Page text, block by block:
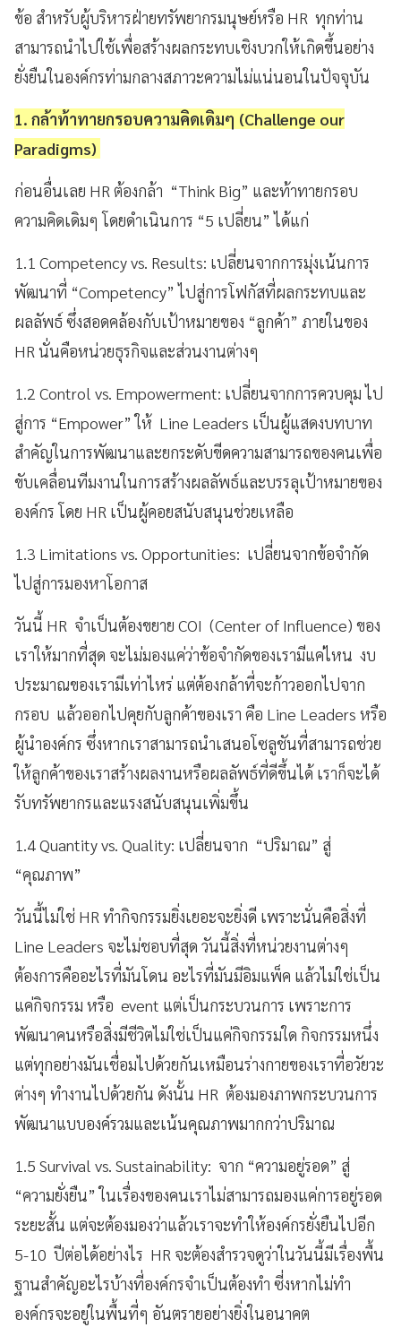
ข้อ สำหรับผู้บริหารฝ่ายทรัพยากรมนุษย์หรือ HR ทุกท่าน
สามารถนำไปใช้เพื่อสร้างผลกระทบเชิงบวกให้เกิดขึ้นอย่าง
ยั่งยืนในองค์กรท่ามกลางสภาวะความไม่แน่นอนในปัจจุบัน
1. กล้าท้าทายกรอบความคิดเดิมๆ (Challenge our
Paradigms)
ก่อนอื่นเลย HR ต้องกล้า “Think Big” และท้าทายกรอบ
ความคิดเดิมๆ โดยดำเนินการ “5 เปลี่ยน” ได้แก่
1.1 Competency vs. Results: เปลี่ยนจากการมุ่งเน้นการ
พัฒนาที่ “Competency” ไปสู่การโฟกัสที่ผลกระทบและ
ผลลัพธ์ ซึ่งสอดคล้องกับเป้าหมายของ “ลูกค้า” ภายในของ
HR นั่นคือหน่วยธุรกิจและส่วนงานต่างๆ
1.2 Control vs. Empowerment: เปลี่ยนจากการควบคุม ไป
สู่การ “Empower” ให้ Line Leaders เป็นผู้แสดงบทบาท
สำคัญในการพัฒนาและยกระดับขีดความสามารถของคนเพื่อ
ขับเคลื่อนทีมงานในการสร้างผลลัพธ์และบรรลุเป้าหมายของ
องค์กร โดย HR เป็นผู้คอยสนับสนุนช่วยเหลือ
1.3 Limitations vs. Opportunities: เปลี่ยนจากข้อจำกัด
ไปสู่การมองหาโอกาส
วันนี้ HR จำเป็นต้องขยาย COI (Center of Influence) ของ
เราให้มากที่สุด จะไม่มองแค่ว่าข้อจำกัดของเรามีแค่ไหน งบ
ประมาณของเรามีเท่าไหร่ แต่ต้องกล้าที่จะก้าวออกไปจาก
กรอบ แล้วออกไปคุยกับลูกค้าของเรา คือ Line Leaders หรือ
ผู้นำองค์กร ซึ่งหากเราสามารถนำเสนอโซลูชันที่สามารถช่วย
ให้ลูกค้าของเราสร้างผลงานหรือผลลัพธ์ที่ดีขึ้นได้ เราก็จะได้
รับทรัพยากรและแรงสนับสนุนเพิ่มขึ้น
1.4 Quantity vs. Quality: เปลี่ยนจาก “ปริมาณ” สู่
“คุณภาพ”
วันนี้ไม่ใช่ HR ทำกิจกรรมยิ่งเยอะจะยิ่งดี เพราะนั่นคือสิ่งที่
Line Leaders จะไม่ชอบที่สุด วันนี้สิ่งที่หน่วยงานต่างๆ
ต้องการคืออะไรที่มันโดน อะไรที่มันมีอิมแพ็ค แล้วไม่ใช่เป็น
แค่กิจกรรม หรือ event แต่เป็นกระบวนการ เพราะการ
พัฒนาคนหรือสิ่งมีชีวิตไม่ใช่เป็นแค่กิจกรรมใด กิจกรรมหนึ่ง
แต่ทุกอย่างมันเชื่อมไปด้วยกันเหมือนร่างกายของเราที่อวัยวะ
ต่างๆ ทำงานไปด้วยกัน ดังนั้น HR ต้องมองภาพกระบวนการ
พัฒนาแบบองค์รวมและเน้นคุณภาพมากกว่าปริมาณ
1.5 Survival vs. Sustainability: จาก “ความอยู่รอด” สู่
“ความยั่งยืน” ในเรื่องของคนเราไม่สามารถมองแค่การอยู่รอด
ระยะสั้น แต่จะต้องมองว่าแล้วเราจะทำให้องค์กรยั่งยืนไปอีก
5-10 ปีต่อได้อย่างไร HR จะต้องสำรวจดูว่าในวันนี้มีเรื่องพื้น
ฐานสำคัญอะไรบ้างที่องค์กรจำเป็นต้องทำ ซี่งหากไม่ทำ
องค์กรจะอยู่ในพื้นที่ๆ อันตรายอย่างยิ่งในอนาคต